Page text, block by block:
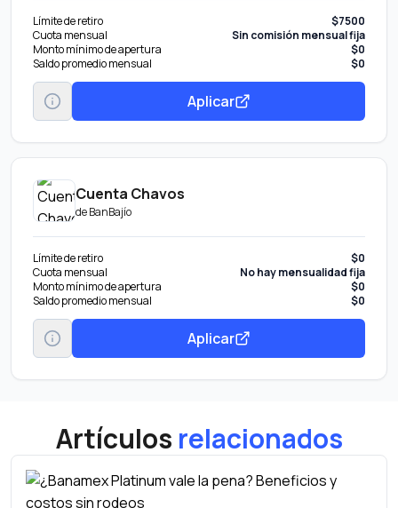
Límite de retiro
$7500
Cuota mensual
Sin comisión mensual fija
Monto mínimo de apertura
$0
Saldo promedio mensual
$0
Aplicar
Cuenta Chavos
deBanBajío
Límite de retiro
$0
Cuota mensual
No hay mensualidad fija
Monto mínimo de apertura
$0
Saldo promedio mensual
$0
Aplicar
Artículos relacionados